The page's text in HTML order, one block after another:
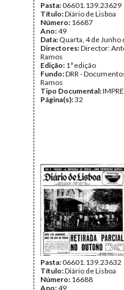
Pasta:06601.139.23629
Título:Diário de Lisboa
Número: 16687
Ano:49
Data: Quarta, 4 de Junho
Directores:Director:
Ramos
Edição: 1ª edição
Fundo:DRR -
Ramos
Tipo Documental:
Página(s):32
Pasta:06601.139.23632
Título:Diário de Lisboa
Número: 16688
Ano:49